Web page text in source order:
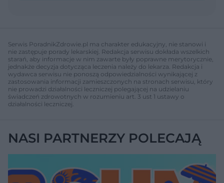
Serwis PoradnikZdrowie.pl ma charakter edukacyjny, nie stanowi i
nie zastępuje porady lekarskiej. Redakcja serwisu dokłada wszelkich
starań, aby informacje w nim zawarte były poprawne merytorycznie,
jednakże decyzja dotycząca leczenia należy do lekarza. Redakcja i
wydawca serwisu nie ponoszą odpowiedzialności wynikającej z
zastosowania informacji zamieszczonych na stronach serwisu, który
nie prowadzi działalności leczniczej polegającej na udzielaniu
świadczeń zdrowotnych w rozumieniu art. 3 ust 1 ustawy o
działalności leczniczej.
NASI PARTNERZY POLECAJĄ